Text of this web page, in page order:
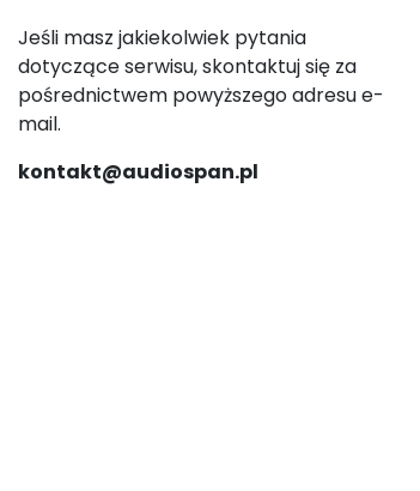
Jeśli masz jakiekolwiek pytania
dotyczące serwisu, skontaktuj się za
pośrednictwem powyższego adresu e-
mail.
kontakt@audiospan.pl